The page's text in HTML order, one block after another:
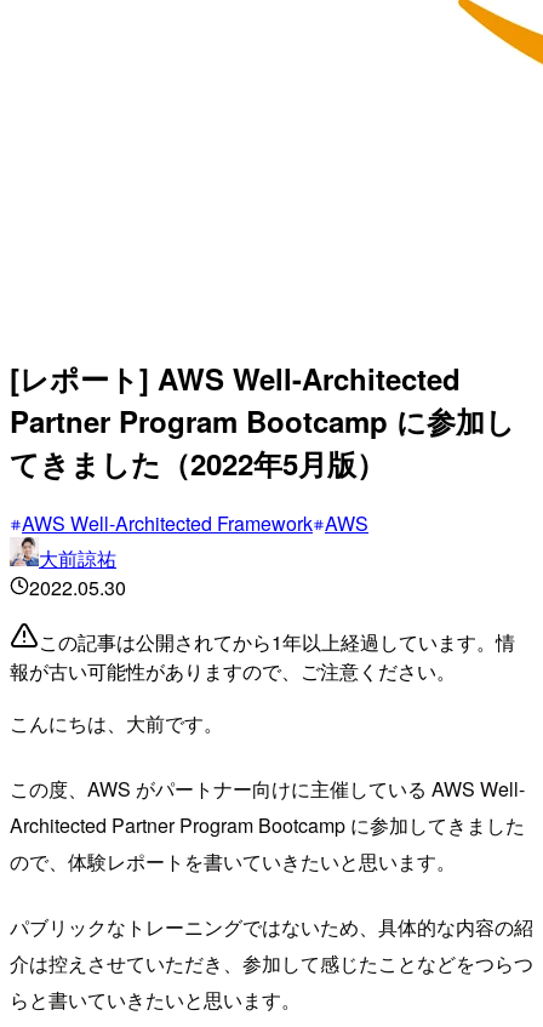
[レポート] AWS Well-Architected
Partner Program Bootcamp に参加し
てきました（2022年5月版）
AWS Well-Architected Framework AWS
大前諒祐
2022.05.30
この記事は公開されてから1年以上経過しています。情
報が古い可能性がありますので、ご注意ください。
こんにちは、大前です。
この度、AWS がパートナー向けに主催している AWS Well-
Architected Partner Program Bootcamp に参加してきました
ので、体験レポートを書いていきたいと思います。
パブリックなトレーニングではないため、具体的な内容の紹
介は控えさせていただき、参加して感じたことなどをつらつ
らと書いていきたいと思います。